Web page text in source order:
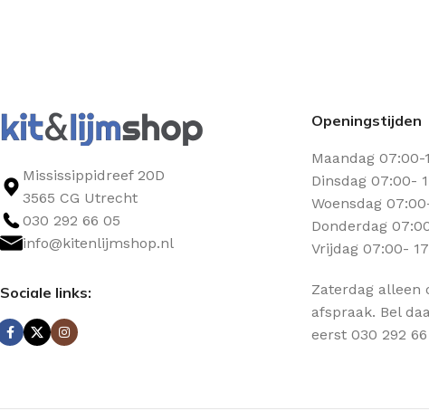
Mississippidreef 20D
3565 CG Utrecht
030 292 66 05
info@kitenlijmshop.nl
Sociale links:
Openingstijden
Maandag 07:00-
Dinsdag 07:00-
Woensdag
Donderdag
Vrijdag 07:00-
Zaterdag alleen
afspraak. Bel
eerst 030 292